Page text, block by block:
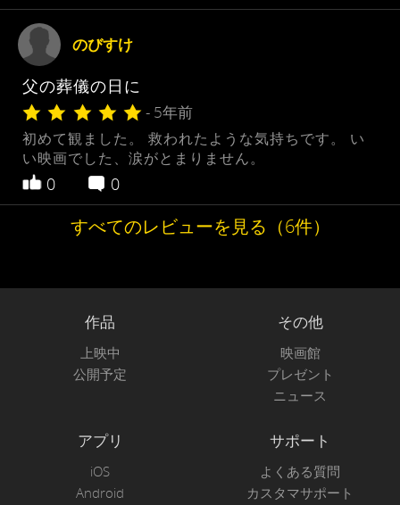
のびすけ
父の葬儀の日に
- 5年前
初めて観ました。 救われたような気持ちです。 い
い映画でした、涙がとまりません。
0 0
すべてのレビューを見る（6件）
作品
上映中
公開予定
その他
映画館
プレゼント
ニュース
アプリ
iOS
Android
サポート
よくある質問
カスタマサポート